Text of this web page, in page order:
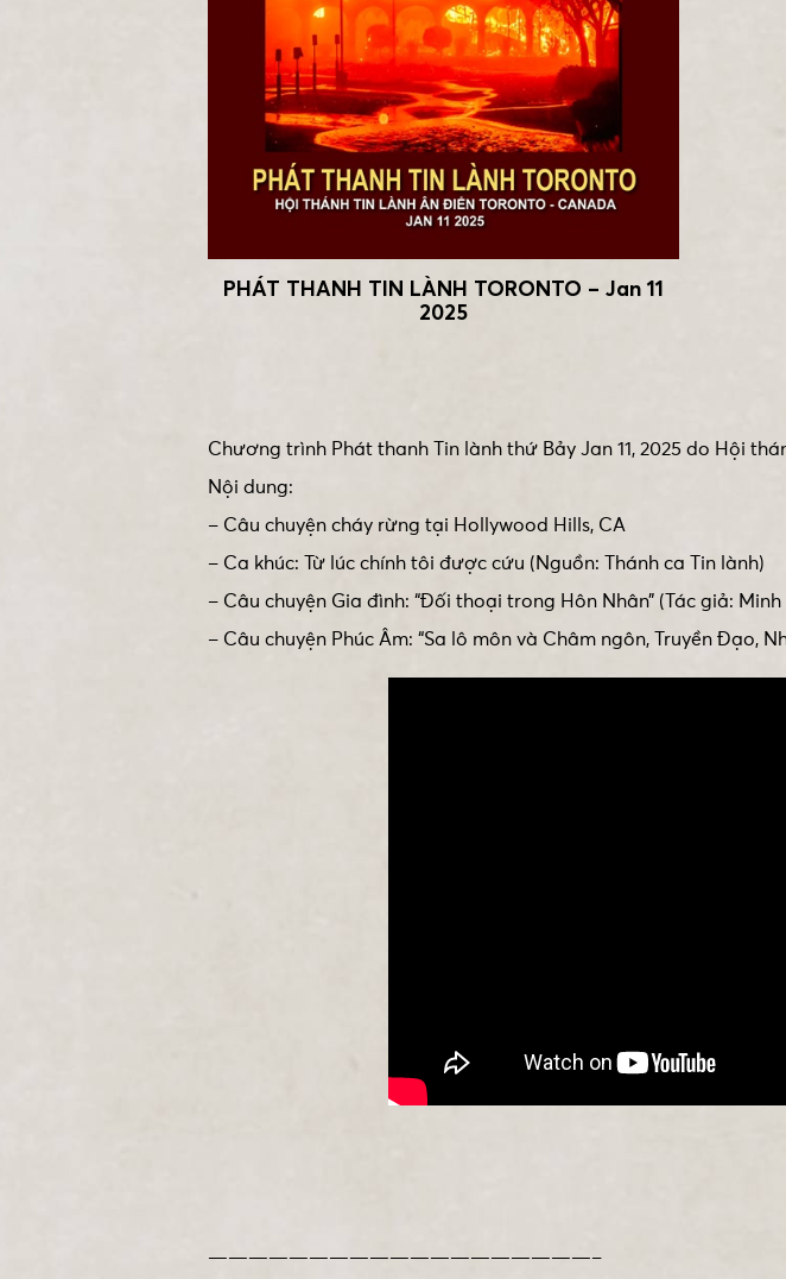
PHÁT THANH TIN LÀNH TORONTO – Jan 11
2025
Chương trình Phát thanh Tin lành thứ Bảy Jan 11, 2025 do Hội
Nội dung:
– Câu chuyện cháy rừng tại Hollywood Hills, CA
– Ca khúc: Từ lúc chính tôi được cứu (Nguồn: Thánh ca Tin lành)
– Câu chuyện Gia đình: “Đối thoại trong Hôn Nhân” (Tác giả:
– Câu chuyện Phúc Âm: “Sa lô môn và Châm ngôn, Truyền Đạo,
———————————————————–